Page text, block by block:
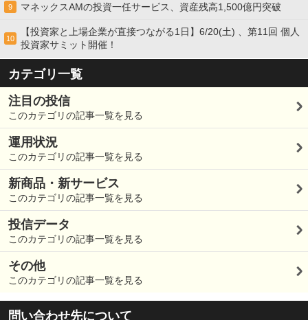
9 マネックスAMの投資一任サービス、資産残高1,500億円突破
10
【投資家と上場企業が直接つながる1日】6/20(土) 、第11回 個人
投資家サミット開催！
カテゴリ一覧
注目の投信
このカテゴリの記事一覧を見る
運用状況
このカテゴリの記事一覧を見る
新商品・新サービス
このカテゴリの記事一覧を見る
投信データ
このカテゴリの記事一覧を見る
その他
このカテゴリの記事一覧を見る
問い合わせ先について